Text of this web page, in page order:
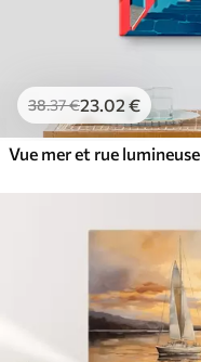
38.37€23.02 €
Vue mer et rue lumineuse